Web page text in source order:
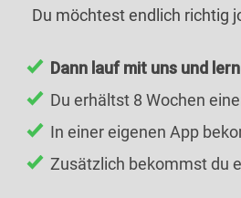
Du möchtest endlich richtig
Dann lauf mit uns und
Du erhältst 8 Wochen
In einer eigenen App
Zusätzlich bekommst du